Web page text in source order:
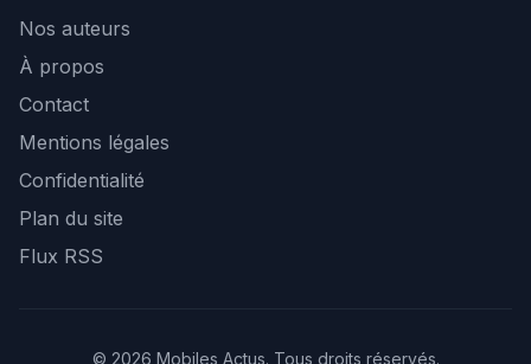
Nos auteurs
À propos
Contact
Mentions légales
Confidentialité
Plan du site
Flux RSS
© 2026 Mobiles Actus. Tous droits réservés.